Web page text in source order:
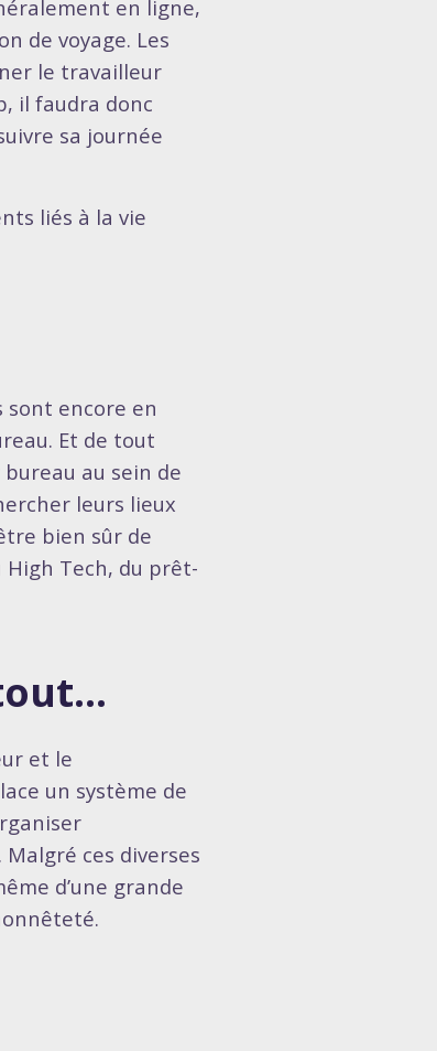
en ligne,
de voyage. Les
le travailleur
il faudra donc
sa journée
liés à la vie
sont encore en
Et de tout
au sein de
leurs lieux
bien sûr de
High Tech, du prêt-
et le
un système de
ces diverses
d’une grande